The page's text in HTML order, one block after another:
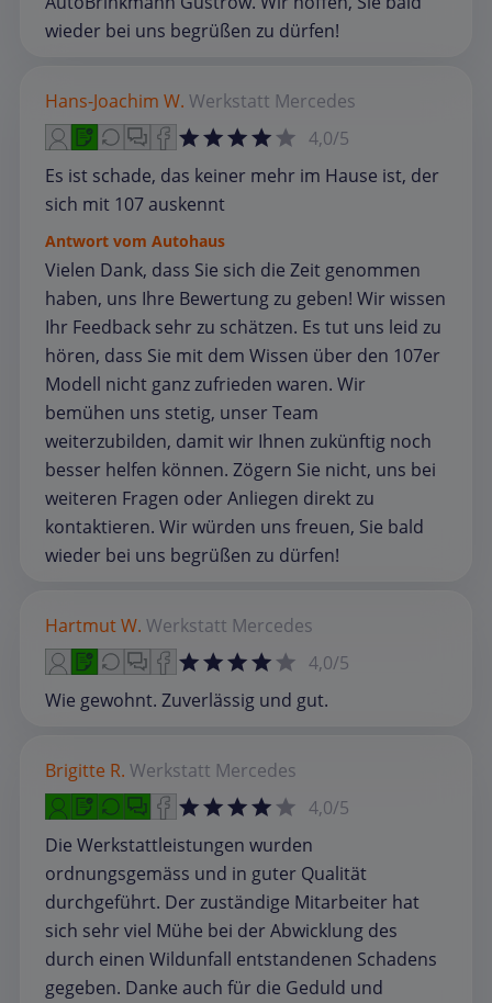
wieder bei uns begrüßen zu dürfen!
Hans-Joachim W. Werkstatt Mercedes
4,0/5
Es ist schade, das keiner mehr im Hause ist, der
sich mit 107 auskennt
Antwort vom Autohaus
Vielen Dank, dass Sie sich die Zeit genommen
haben, uns Ihre Bewertung zu geben! Wir wissen
Ihr Feedback sehr zu schätzen. Es tut uns leid zu
hören, dass Sie mit dem Wissen über den 107er
Modell nicht ganz zufrieden waren. Wir
bemühen uns stetig, unser Team
weiterzubilden, damit wir Ihnen zukünftig noch
besser helfen können. Zögern Sie nicht, uns bei
weiteren Fragen oder Anliegen direkt zu
kontaktieren. Wir würden uns freuen, Sie bald
wieder bei uns begrüßen zu dürfen!
Hartmut W. Werkstatt Mercedes
4,0/5
Wie gewohnt. Zuverlässig und gut.
Brigitte R. Werkstatt Mercedes
4,0/5
Die Werkstattleistungen wurden
ordnungsgemäss und in guter Qualität
durchgeführt. Der zuständige Mitarbeiter hat
sich sehr viel Mühe bei der Abwicklung des
durch einen Wildunfall entstandenen Schadens
gegeben. Danke auch für die Geduld und